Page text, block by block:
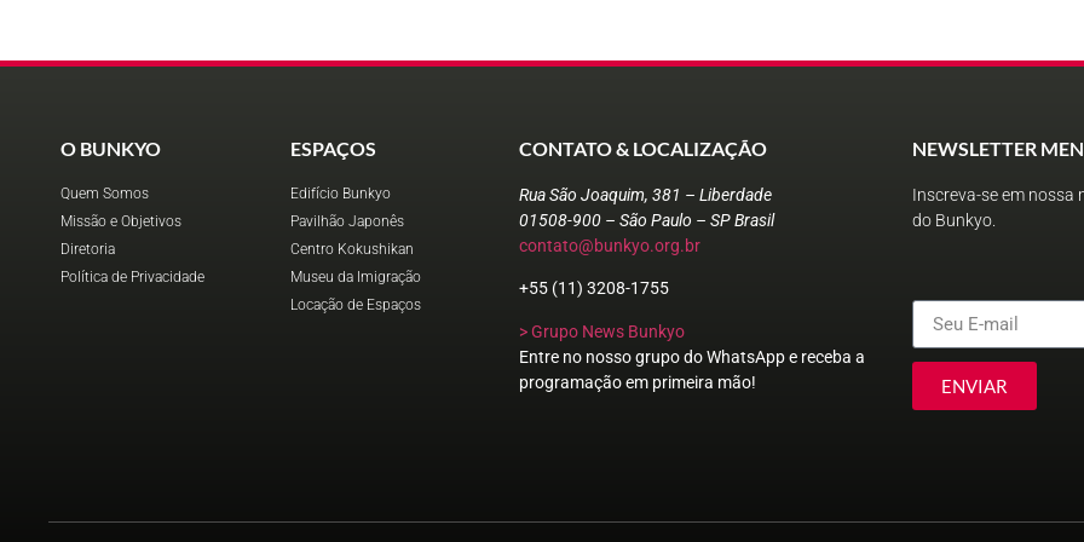
O BUNKYO
Quem Somos
Missão e Objetivos
Diretoria
Política de Privacidade
ESPAÇOS
Edifício Bunkyo
Pavilhão Japonês
Centro Kokushikan
Museu da Imigração
Locação de Espaços
CONTATO & LOCALIZAÇÃO
Rua São Joaquim, 381 – Liberdade
01508-900 – São Paulo – SP Brasil
contato@bunkyo.org.br
+55 (11) 3208-1755
> Grupo News Bunkyo
Entre no nosso grupo do WhatsApp e receba a
programação em primeira mão!
NEWSLETTER
Inscreva-se em nossa
do Bunkyo.
ENVIAR